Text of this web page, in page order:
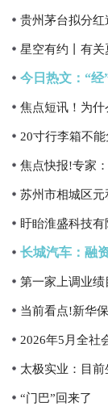
贵州茅台拟分
星空有约丨有关
焦点短讯！为什
20寸行李箱不
焦点快报!专家
苏州市相城区元
盱眙淮盛科技
第一家上调业绩
2026年5月全社
“门巴”回来了